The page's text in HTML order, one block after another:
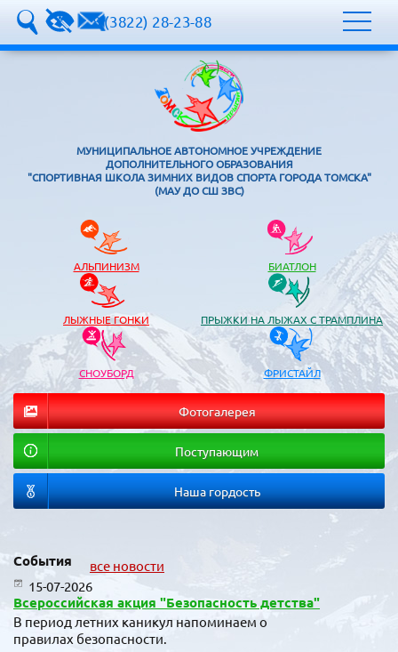
8 (3822) 28-23-88
МУНИЦИПАЛЬНОЕ АВТОНОМНОЕ УЧРЕЖДЕНИЕ
ДОПОЛНИТЕЛЬНОГО ОБРАЗОВАНИЯ
"СПОРТИВНАЯ ШКОЛА ЗИМНИХ ВИДОВ СПОРТА ГОРОДА ТОМСКА"
(МАУ ДО СШ ЗВС)
АЛЬПИНИЗМ БИАТЛОН
ЛЫЖНЫЕ ГОНКИ ПРЫЖКИ НА ЛЫЖАХ С ТРАМПЛИНА
СНОУБОРД ФРИСТАЙЛ
Фотогалерея
Поступающим
Наша гордость
События
все новости
15-07-2026
Всероссийская акция "Безопасность детства"
В период летних каникул напоминаем о
правилах безопасности.